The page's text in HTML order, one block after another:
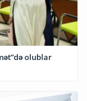
olublar